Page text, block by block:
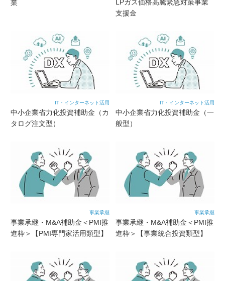
業
LPガス価格高騰緊急対策事業
支援金
IT・インターネット活用
中小企業省力化投資補助金（カ
タログ注文型）
IT・インターネット活用
中小企業省力化投資補助金（一
般型）
事業承継
事業承継・M&A補助金＜PMI推
進枠＞【PMI専門家活用類型】
事業承継
事業承継・M&A補助金＜PMI推
進枠＞【事業統合投資類型】